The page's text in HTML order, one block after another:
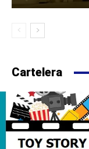
Cartelera